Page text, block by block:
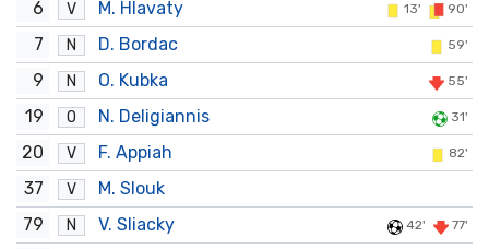
6
V M. Hlavaty 13' 90'
7 N D. Bordac 59'
9 N O. Kubka 55'
19 O N. Deligiannis 31'
20 V F. Appiah 82'
37 V
M. Slouk
79
N V. Sliacky 42' 77'